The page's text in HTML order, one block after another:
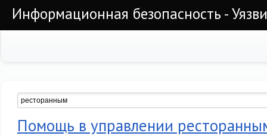
Информационная безопасность -
Помощь в управлении